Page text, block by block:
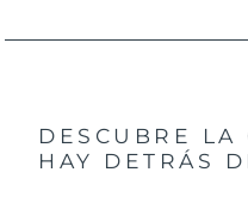
DESCUBRE LA
HAY DETRÁS